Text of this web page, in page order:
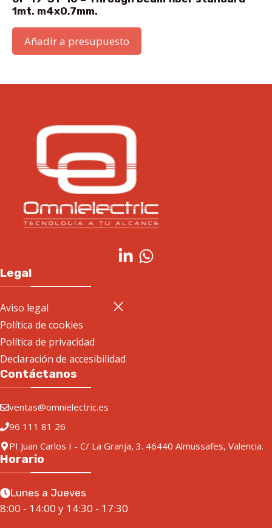
1mt. m4x0,7mm.
Añadir a presupuesto
Legal
Aviso legal
Política de cookies
Política de privacidad
Declaración de accesibilidad
Contáctanos
ventas@omnielectric.es
96 111 81 26
PI Juan Carlos I - C/ La Granja, 3. 46440 Almussafes, Valencia.
Horario
Lunes a Jueves
8:00 - 14:00 y 14:30 - 17:30